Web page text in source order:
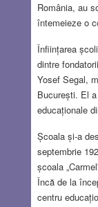
România, au
întemeieze o
Înființarea
dintre
Yosef Segal,
București. El
educaționale
Școala și-a
septembrie
școala
Încă de la
centru